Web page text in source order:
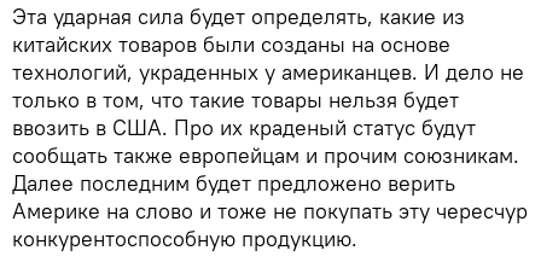
Эта ударная сила будет определять, какие из
китайских товаров были созданы на основе
технологий, украденных у американцев. И дело не
только в том, что такие товары нельзя будет
ввозить в США. Про их краденый статус будут
сообщать также европейцам и прочим союзникам.
Далее последним будет предложено верить
Америке на слово и тоже не покупать эту чересчур
конкурентоспособную продукцию.